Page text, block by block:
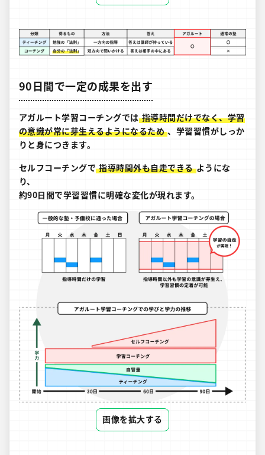
90日間で一定の成果を出す
アガルート学習コーチングでは 指導時間だけでなく、学習
の意識が常に芽生えるようになるため 、学習習慣がしっか
りと身につきます。
セルフコーチングで 指導時間外も自走できる ようにな
り、
約90日間で学習習慣に明確な変化が現れます。
画像を拡大する